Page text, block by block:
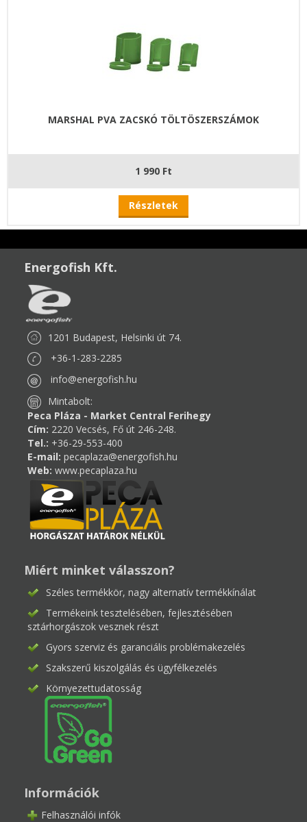
MARSHAL PVA ZACSKÓ TÖLTÖSZERSZÁMOK
1 990 Ft
Részletek
Energofish Kft.
1201 Budapest, Helsinki út 74.
+36-1-283-2285
info@energofish.hu
Mintabolt:
Peca Pláza - Market Central Ferihegy
Cím: 2220 Vecsés, Fő út 246-248.
Tel.: +36-29-553-400
E-mail: pecaplaza@energofish.hu
Web: www.pecaplaza.hu
Miért minket válasszon?
Széles termékkör, nagy alternatív termékkínálat
Termékeink tesztelésében, fejlesztésében
sztárhorgászok vesznek részt
Gyors szerviz és garanciális problémakezelés
Szakszerű kiszolgálás és ügyfélkezelés
Környezettudatosság
Információk
Felhasználói infók